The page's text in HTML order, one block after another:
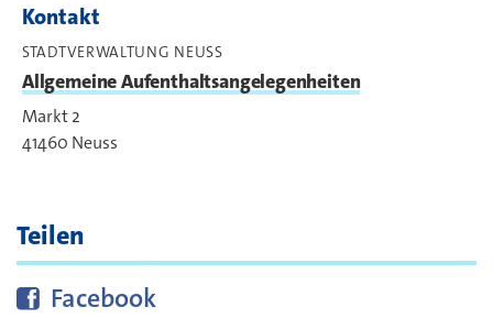
Kontakt
STADTVERWALTUNG NEUSS
Allgemeine Aufenthaltsangelegenheiten
Markt 2
41460 Neuss
Teilen
Diese Seite bei
Facebook